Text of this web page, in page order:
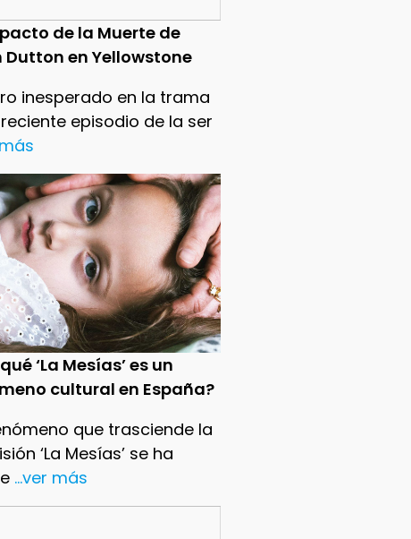
de la Muerte de
Dutton en Yellowstone
inesperado en la trama
reciente episodio de la ser
‘La Mesías’ es un
cultural en España?
que trasciende la
‘La Mesías’ se ha
...ver más